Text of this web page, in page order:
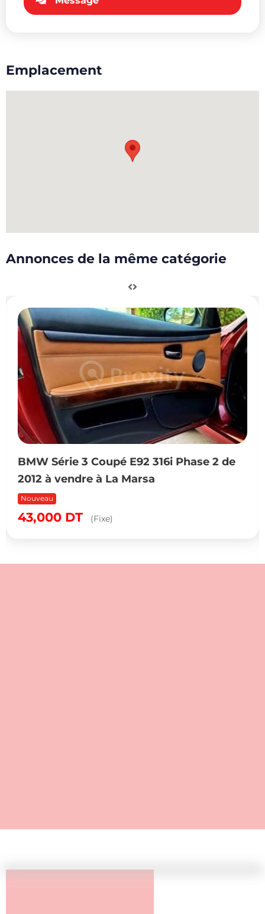
Emplacement
Annonces de la même catégorie
BMW Série 3 Coupé E92 316i Phase 2 de
2012 à vendre à La Marsa
Nouveau
43,000 DT (Fixe)